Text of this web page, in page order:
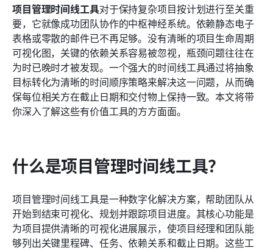
项目管理时间线工具对于保持复杂项目按计划进行至关重
要，它就像成功团队协作的中枢神经系统。依赖静态电子
表格或零散的邮件已不再足够。没有清晰的项目生命周期
可视化图，关键的依赖关系容易被忽视，瓶颈问题往往在
为时已晚时才被发现。一个强大的时间线工具通过将抽象
目标转化为清晰的时间顺序策略来解决这一问题，从而确
保每位相关方在截止日期和交付物上保持一致。本文将带
你深入了解这些有价值工具的方方面面。
什么是项目管理时间线工具？
项目管理时间线工具是一种数字化解决方案，帮助团队从
开始到结束可视化、规划并跟踪项目进度。其核心功能是
为项目提供清晰的可视化进展展示，使项目经理和团队能
够列出关键里程碑、任务、依赖关系和截止日期。这些工
项目管理时间线工具的优势
十大项目管理时间线工具
Lark 项目管理时间线模板
如何选择项目管理时间线工具
项目管理时间线工具的趋势
常见问题